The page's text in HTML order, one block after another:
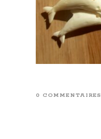
0 COMMENTAIRES